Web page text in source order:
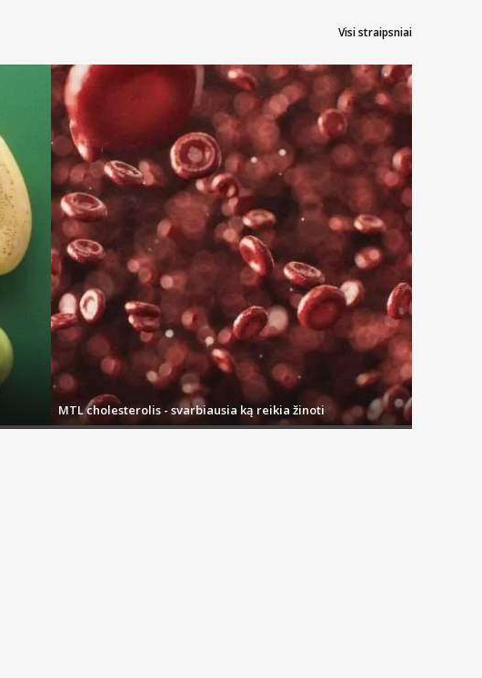
Visi straipsniai
MTL cholesterolis - svarbiausia ką reikia žinoti